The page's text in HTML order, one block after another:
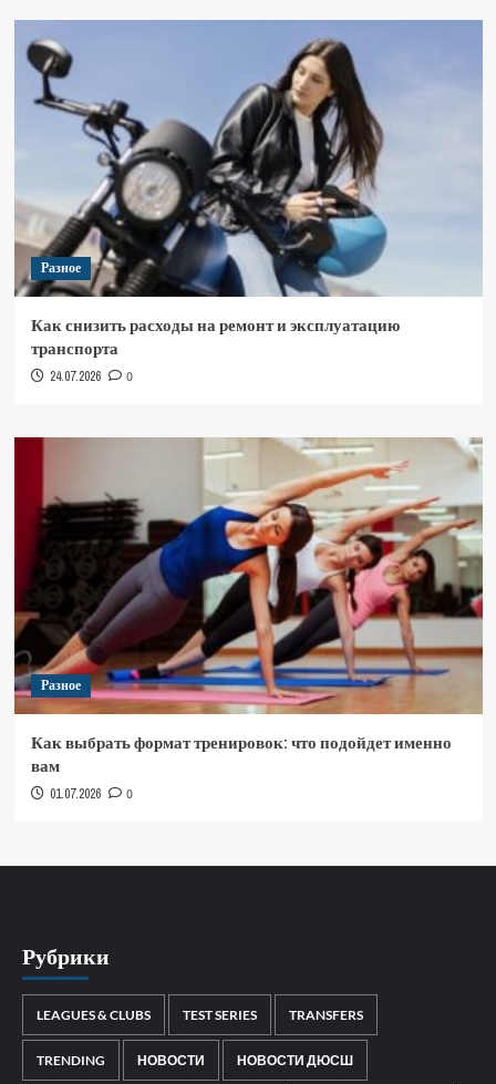
Разное
Как снизить расходы на ремонт и эксплуатацию
транспорта
24.07.2026 0
Разное
Как выбрать формат тренировок: что подойдет именно
вам
01.07.2026 0
Рубрики
LEAGUES & CLUBS TEST SERIES TRANSFERS
TRENDING НОВОСТИ НОВОСТИ ДЮСШ